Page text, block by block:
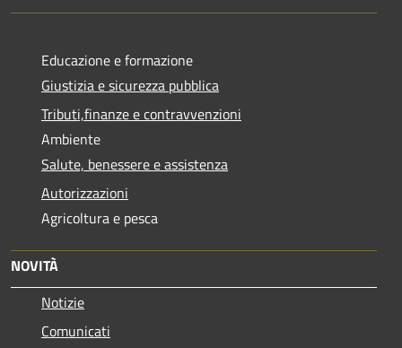
Educazione e formazione
Giustizia e sicurezza pubblica
Tributi,finanze e contravvenzioni
Ambiente
Salute, benessere e assistenza
Autorizzazioni
Agricoltura e pesca
NOVITÀ
Notizie
Comunicati